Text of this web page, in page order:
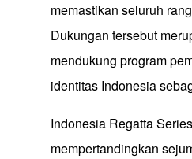
memastikan seluruh
Dukungan tersebut
mendukung program
identitas Indonesia
Indonesia Regatta
mempertandingkan